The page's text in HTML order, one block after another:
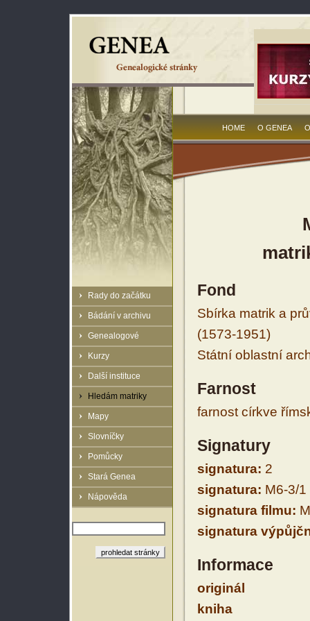
Rady do začátku
Bádání v archivu
Genealogové
Kurzy
Další instituce
Hledám matriky
Mapy
Slovníčky
Pomůcky
Stará Genea
Nápověda
HOME O GENEA
Fond
Sbírka matrik a
(1573-1951)
Státní oblastní
Farnost
farnost církve
Signatury
signatura: 2
signatura: M6-3/1
signatura filmu:
signatura
Informace
originál
kniha